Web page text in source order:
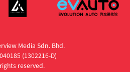
Media Sdn. Bhd.
(1302216­-D)
reserved.